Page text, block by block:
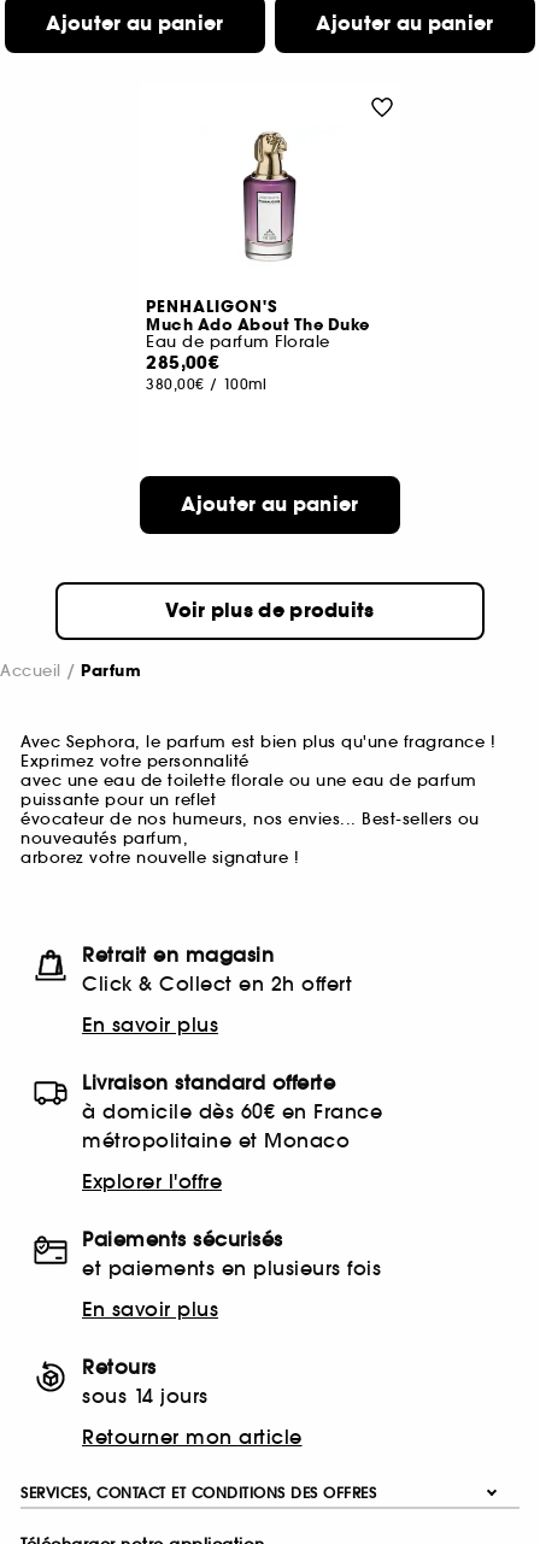
Ajouter au panier Ajouter au panier
PENHALIGON'S
Much Ado About The Duke
Eau de parfum Florale
285,00€
380,00€ / 100ml
Ajouter au panier
Voir plus de produits
Accueil Parfum
Avec Sephora, le parfum est bien plus qu'une fragrance !
Exprimez votre personnalité
avec une eau de toilette florale ou une eau de parfum
puissante pour un reflet
évocateur de nos humeurs, nos envies... Best-sellers ou
nouveautés parfum,
arborez votre nouvelle signature !
Retrait en magasin
Click & Collect en 2h offert
En savoir plus
Livraison standard offerte
à domicile dès 60€ en France
métropolitaine et Monaco
Explorer l'offre
Paiements sécurisés
et paiements en plusieurs fois
En savoir plus
Retours
sous 14 jours
Retourner mon article
SERVICES, CONTACT ET CONDITIONS DES OFFRES